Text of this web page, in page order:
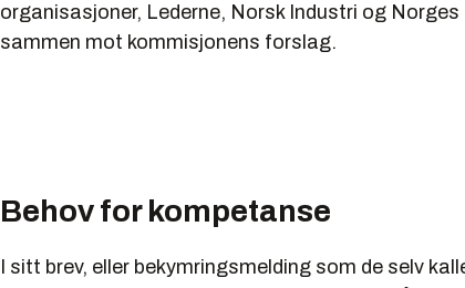
organisasjoner, Lederne, Norsk Industri og
sammen mot kommisjonens forslag.
Behov for kompetanse
I sitt brev, eller bekymringsmelding som de selv